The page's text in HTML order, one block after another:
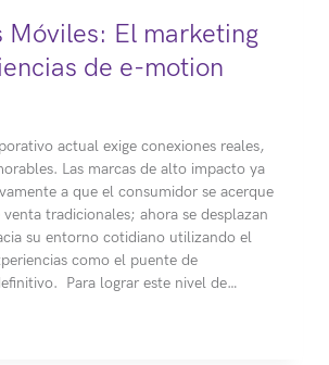
Móviles: El marketing
de e-motion
actual exige conexiones reales,
Las marcas de alto impacto ya
a que el consumidor se acerque
tradicionales; ahora se desplazan
su entorno cotidiano utilizando el
como el puente de
Para lograr este nivel de…